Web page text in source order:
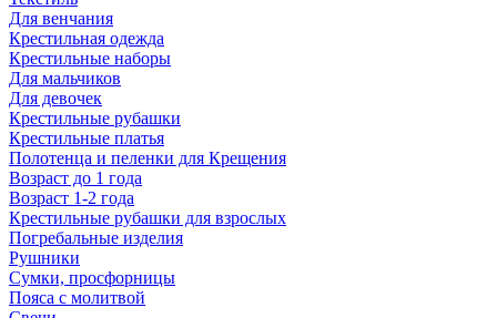
Для венчания
Крестильная одежда
Крестильные наборы
Для мальчиков
Для девочек
Крестильные рубашки
Крестильные платья
Полотенца и пеленки для Крещения
Возраст до 1 года
Возраст 1-2 года
Крестильные рубашки для взрослых
Погребальные изделия
Рушники
Сумки, просфорницы
Пояса с молитвой